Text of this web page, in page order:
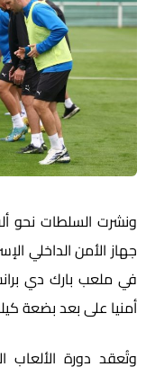
ونشرت السلطات نحو
جهاز الأمن الداخلي
في ملعب بارك دي
أمنيا على بعد بضعة